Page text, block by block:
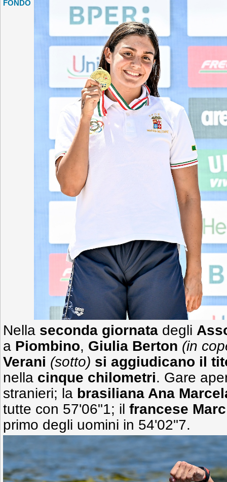
FONDO
Nella seconda giornata degli
a Piombino, Giulia Berton (in
Verani (sotto) si aggiudicano il
nella cinque chilometri. Gare
stranieri; la brasiliana Ana
tutte con 57'06"1; il francese
primo degli uomini in 54'02"7.